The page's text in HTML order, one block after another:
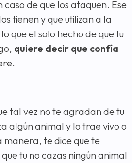
de que los ataquen. Ese
tienen y que utilizan a la
que el solo hecho de que tu
quiere decir que confía
tal vez no te agradan de tu
algún animal y lo trae vivo o
manera, te dice que te
tu no cazas ningún animal